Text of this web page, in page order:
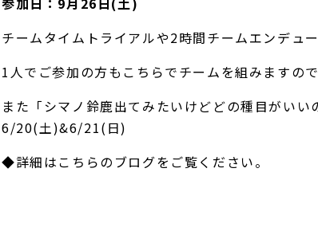
チームタイムトライアルや2時間チームエンデュ
1人でご参加の方もこちらでチームを組みますの
また「シマノ鈴鹿出てみたいけどどの種目がい
6/20(土)&6/21(日)
◆詳細はこちらのブログをご覧ください。